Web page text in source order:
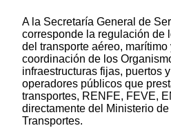
A la Secretaría General de
corresponde la regulación de
del transporte aéreo, marítimo
coordinación de los
infraestructuras fijas, puertos
operadores públicos que
transportes, RENFE, FEVE,
directamente del Ministerio
Transportes.